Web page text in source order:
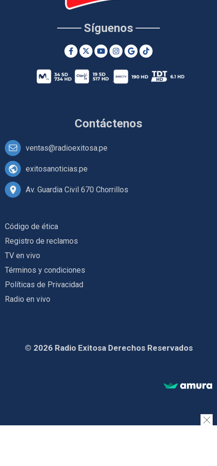
Contáctenos
ventas@radioexitosa.pe
exitosanoticias.pe
Av. Guardia Civil 670 Chorrillos
Síguenos
Código de ética
Registro de reclamos
TV en vivo
Términos y condiciones
Políticas de Privacidad
Radio en vivo
© 2026 Radio Exitosa Derechos Reservados